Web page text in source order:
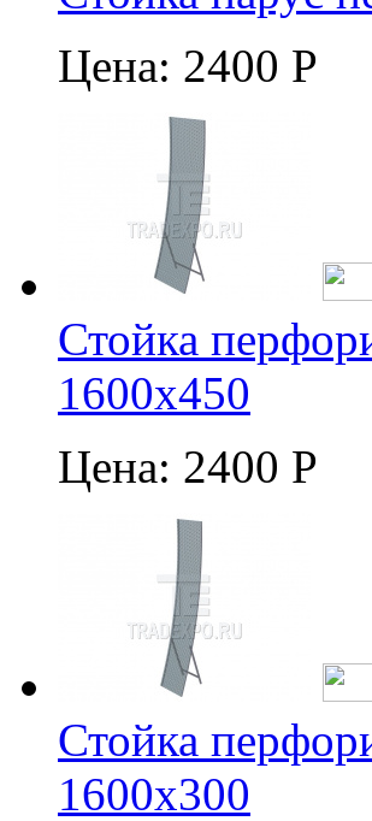
Цена: 2400 Р
Стойка
1600х450
Цена: 2400 Р
Стойка
1600х300